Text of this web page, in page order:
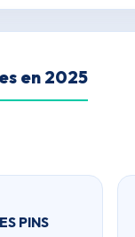
en 2025
PINS